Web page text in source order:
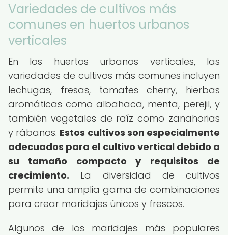
Variedades de cultivos más
comunes en huertos urbanos
verticales
En los huertos urbanos verticales, las
variedades de cultivos más comunes incluyen
lechugas, fresas, tomates cherry, hierbas
aromáticas como albahaca, menta, perejil, y
también vegetales de raíz como zanahorias
y rábanos. Estos cultivos son especialmente
adecuados para el cultivo vertical debido a
su tamaño compacto y requisitos de
crecimiento. La diversidad de cultivos
permite una amplia gama de combinaciones
para crear maridajes únicos y frescos.
Algunos de los maridajes más populares